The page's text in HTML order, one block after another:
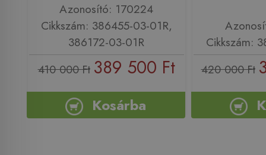
Azonosító: 170224
Cikkszám: 386455-03-01R,
386172-03-01R
410 000 Ft 389 500 Ft
Kosárba
Cikkszám:
420 000 Ft